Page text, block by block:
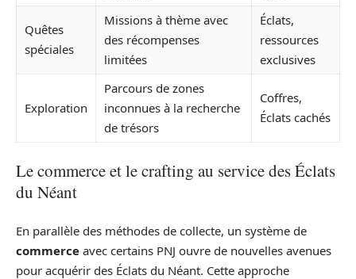
Quêtes
spéciales
Missions à thème avec
des récompenses
limitées
Éclats,
ressources
exclusives
Exploration
Parcours de zones
inconnues à la recherche
de trésors
Coffres,
Éclats cachés
Le commerce et le crafting au service des Éclats
du Néant
En parallèle des méthodes de collecte, un système de
commerce avec certains PNJ ouvre de nouvelles avenues
pour acquérir des Éclats du Néant. Cette approche